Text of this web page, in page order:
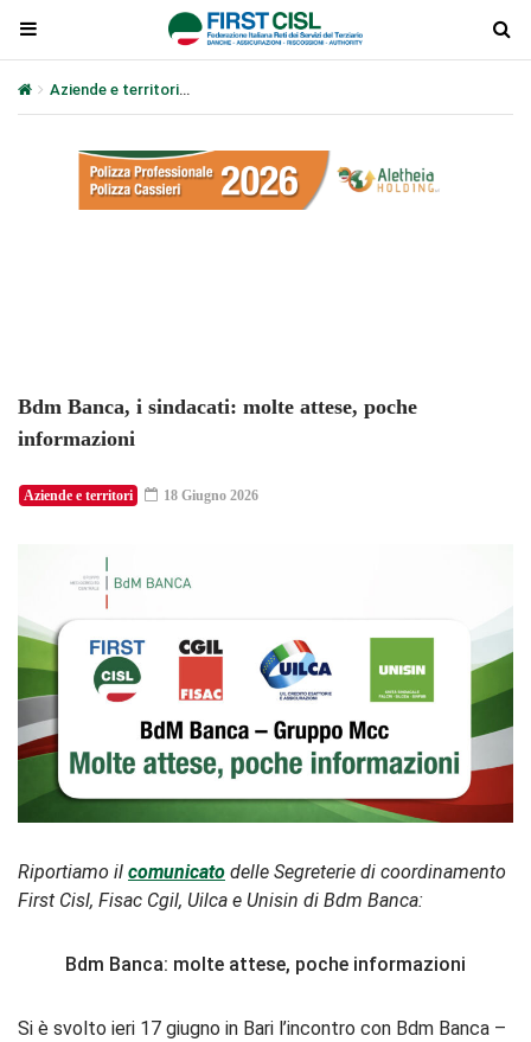
Aziende e territori
Bdm Banca, i sindacati: molte attese, poche
informazioni
Aziende e territori 18 Giugno 2026
Riportiamo il comunicato delle Segreterie di coordinamento
First Cisl, Fisac Cgil, Uilca e Unisin di Bdm Banca:
Bdm Banca: molte attese, poche informazioni
Si è svolto ieri 17 giugno in Bari l’incontro con Bdm Banca –